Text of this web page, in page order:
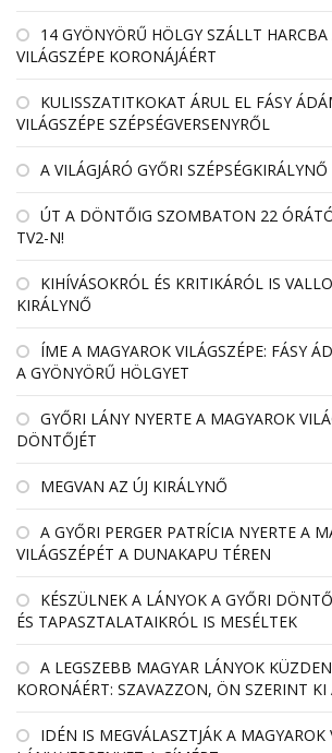
14 GYÖNYÖRŰ HÖLGY SZÁLLT
VILÁGSZÉPE KORONÁJÁÉRT
KULISSZATITKOKAT ÁRUL EL FÁSY
VILÁGSZÉPE SZÉPSÉGVERSENYRŐL
A VILÁGJÁRÓ GYŐRI SZÉPSÉGKIRÁLYNŐ
ÚT A DÖNTŐIG SZOMBATON 22
TV2-N!
KIHÍVÁSOKRÓL ÉS KRITIKÁRÓL IS
KIRÁLYNŐ
ÍME A MAGYAROK VILÁGSZÉPE: FÁSY
A GYÖNYÖRŰ HÖLGYET
GYŐRI LÁNY NYERTE A MAGYAROK
DÖNTŐJÉT
MEGVAN AZ ÚJ KIRÁLYNŐ
A GYŐRI PERGER PATRÍCIA NYERTE A
VILÁGSZÉPÉT A DUNAKAPU TÉREN
KÉSZÜLNEK A LÁNYOK A GYŐRI
ÉS TAPASZTALATAIKRÓL IS MESÉLTEK
A LEGSZEBB MAGYAR LÁNYOK
KORONÁÉRT: SZAVAZZON, ÖN SZERINT KI
IDÉN IS MEGVÁLASZTJÁK A MAGYAROK